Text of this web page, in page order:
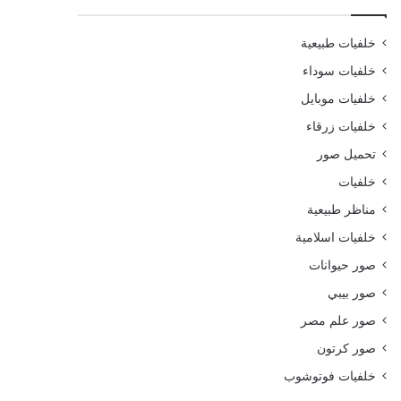
خلفيات طبيعية
خلفيات سوداء
خلفيات موبايل
خلفيات زرقاء
تحميل صور
خلفيات
مناظر طبيعية
خلفيات اسلامية
صور حيوانات
صور بيبي
صور علم مصر
صور كرتون
خلفيات فوتوشوب